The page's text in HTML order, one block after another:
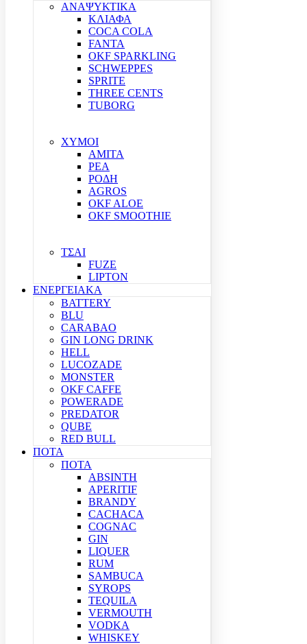
ΑΝΑΨΥΚΤΙΚΑ
ΚΛΙΑΦΑ
COCA COLA
FANTA
OKF SPARKLING
SCHWEPPES
SPRITE
THREE CENTS
TUBORG
ΧΥΜΟΙ
ΑΜΙΤΑ
ΡΕΑ
ΡΟΔΗ
AGROS
OKF ALOE
OKF SMOOTHIE
ΤΣΑΙ
FUZE
LIPTON
ΕΝΕΡΓΕΙΑΚΑ
BATTERY
BLU
CARABAO
GIN LONG DRINK
HELL
LUCOZADE
MONSTER
OKF CAFFE
POWERADE
PREDATOR
QUBE
RED BULL
ΠΟΤΑ
ΠΟΤΑ
ABSINTH
APERITIF
BRANDY
CACHACA
COGNAC
GIN
LIQUER
RUM
SAMBUCA
SYROPS
TEQUILA
VERMOUTH
VODKA
WHISKEY